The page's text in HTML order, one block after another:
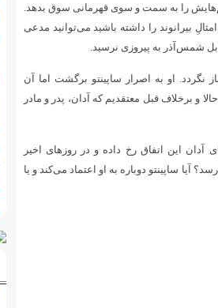
را به سمت و سوی قهرمانی سوق بدهد.
بیرانوند را داشته باشید می‌توانید مدعی
نگردد. او به اصرار ساپینتو برگشت اما آن
و برخلاف قبل معتقدیم که آدان، پدر و مادر
این اتفاق رخ داده و در روزهای اخیر
آیا ساپینتو دوباره به او اعتماد می‌کند و یا